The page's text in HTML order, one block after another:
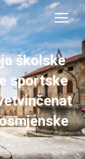
školske
sportske